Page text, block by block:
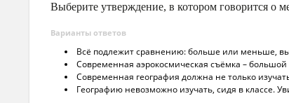
Выберите утверждение, в котором говорится о
Варианты ответов
Всё подлежит сравнению: больше или меньше,
Современная аэрокосмическая съёмка –
Современная география должна не только
Географию невозможно изучать, сидя в классе.